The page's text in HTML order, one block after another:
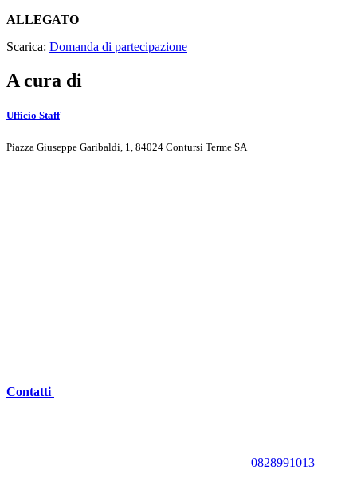
ALLEGATO
Scarica: Domanda di partecipazione
A cura di
Ufficio Staff
Piazza Giuseppe Garibaldi, 1, 84024 Contursi Terme SA
Contatti
0828991013